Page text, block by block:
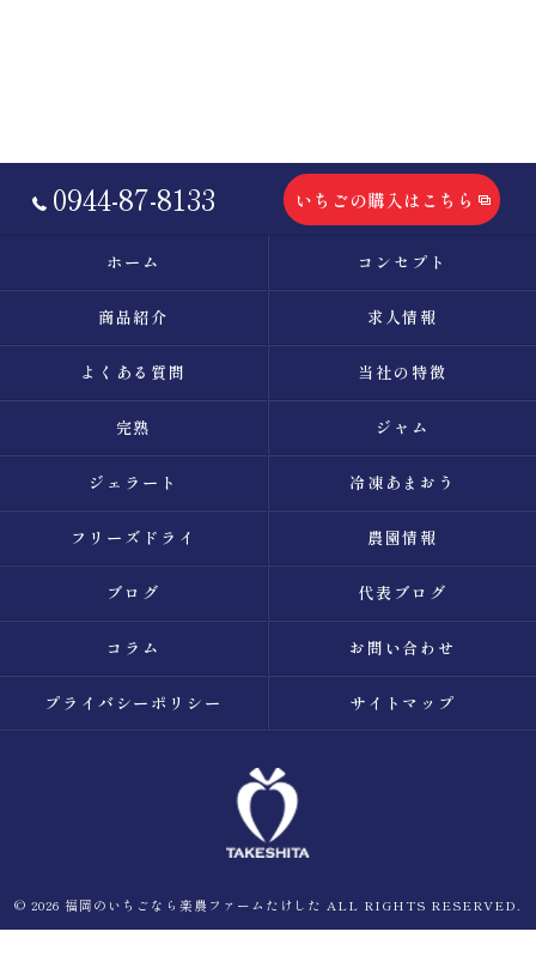
0944-87-8133 いちごの購入はこちら
ホーム コンセプト
商品紹介 求人情報
よくある質問 当社の特徴
完熟 ジャム
ジェラート 冷凍あまおう
フリーズドライ 農園情報
ブログ 代表ブログ
コラム お問い合わせ
プライバシーポリシー サイトマップ
© 2026 福岡のいちごなら楽農ファームたけした ALL RIGHTS RESERVED.